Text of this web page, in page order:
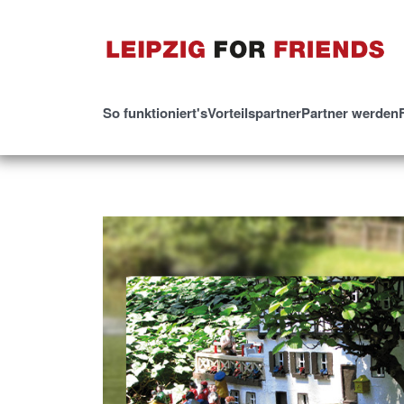
So funktioniert'sVorteilspartnerPartner werden